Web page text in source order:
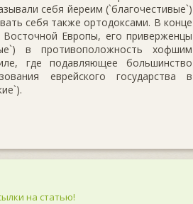
себя йереим (`благочестивые`)
себя также ортодоксами. В конце
Восточной Европы, его приверженцы
в противоположность хофшим
где подавляющее большинство
еврейского государства в
на статью!